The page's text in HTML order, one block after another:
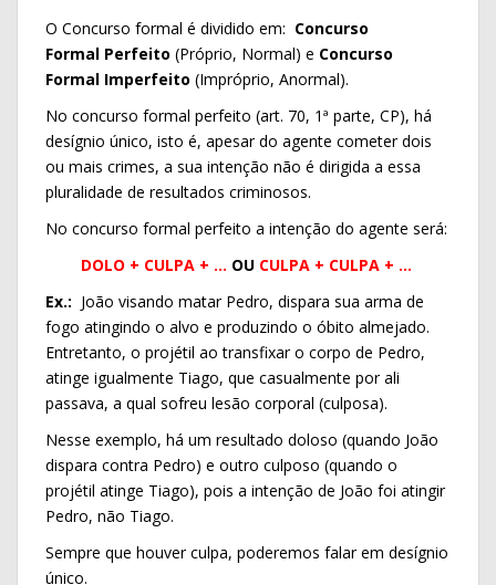
O Concurso formal é dividido em: Concurso
Formal Perfeito (Próprio, Normal) e Concurso
Formal Imperfeito (Impróprio, Anormal).
No concurso formal perfeito (art. 70, 1ª parte, CP), há
desígnio único, isto é, apesar do agente cometer dois
ou mais crimes, a sua intenção não é dirigida a essa
pluralidade de resultados criminosos.
No concurso formal perfeito a intenção do agente será:
DOLO + CULPA + … OU CULPA + CULPA + …
Ex.: João visando matar Pedro, dispara sua arma de
fogo atingindo o alvo e produzindo o óbito almejado.
Entretanto, o projétil ao transfixar o corpo de Pedro,
atinge igualmente Tiago, que casualmente por ali
passava, a qual sofreu lesão corporal (culposa).
Nesse exemplo, há um resultado doloso (quando João
dispara contra Pedro) e outro culposo (quando o
projétil atinge Tiago), pois a intenção de João foi atingir
Pedro, não Tiago.
Sempre que houver culpa, poderemos falar em desígnio
único.